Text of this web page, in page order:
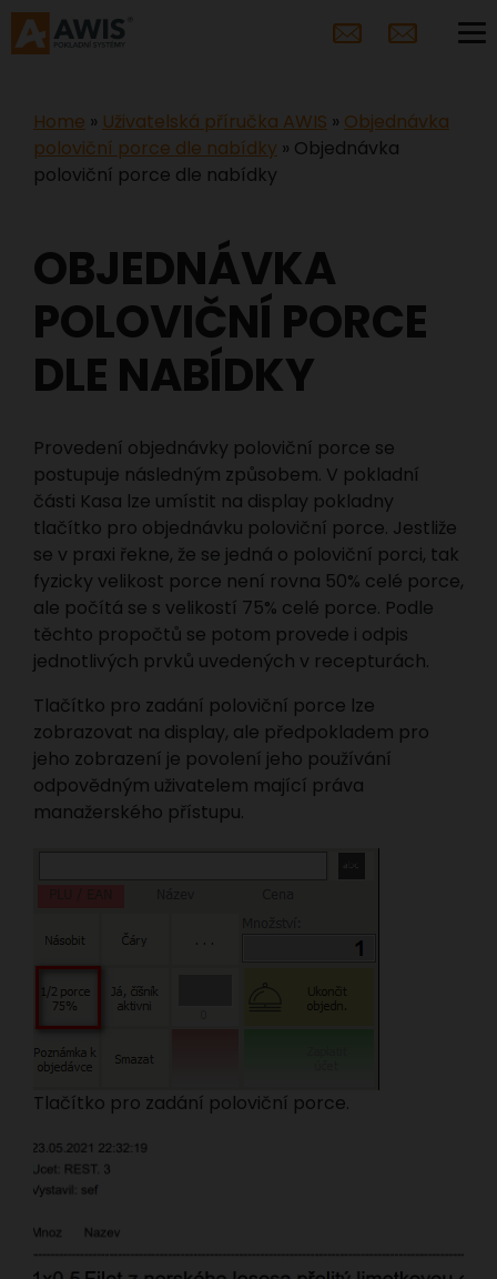
Home » Uživatelská příručka AWIS » Objednávka
poloviční porce dle nabídky » Objednávka
poloviční porce dle nabídky
OBJEDNÁVKA
POLOVIČNÍ PORCE
DLE NABÍDKY
Provedení objednávky poloviční porce se
postupuje následným způsobem. V pokladní
části Kasa lze umístit na display pokladny
tlačítko pro objednávku poloviční porce. Jestliže
se v praxi řekne, že se jedná o poloviční porci, tak
fyzicky velikost porce není rovna 50% celé porce,
ale počítá se s velikostí 75% celé porce. Podle
těchto propočtů se potom provede i odpis
jednotlivých prvků uvedených v recepturách.
Tlačítko pro zadání poloviční porce lze
zobrazovat na display, ale předpokladem pro
jeho zobrazení je povolení jeho používání
odpovědným uživatelem mající práva
manažerského přístupu.
Tlačítko pro zadání poloviční porce.